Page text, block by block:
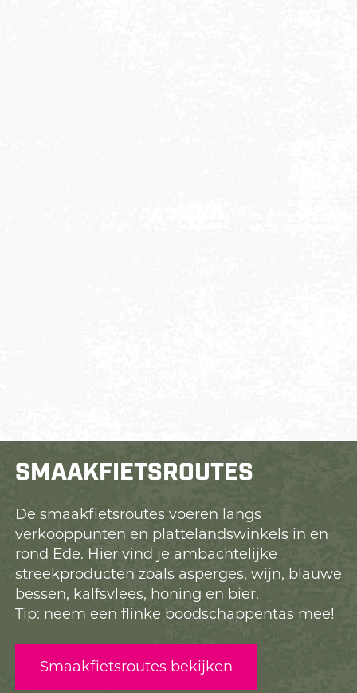
SMAAKFIETSROUTES
De smaakfietsroutes voeren langs
verkooppunten en plattelandswinkels in en
rond Ede. Hier vind je ambachtelijke
streekproducten zoals asperges, wijn, blauwe
bessen, kalfsvlees, honing en bier.
Tip: neem een flinke boodschappentas mee!
Smaakfietsroutes bekijken